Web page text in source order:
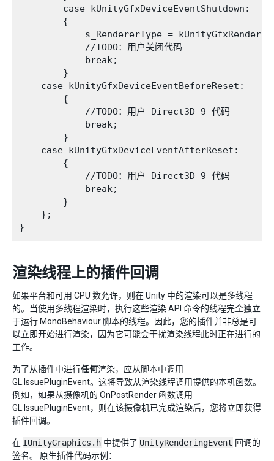
        case kUnityGfxDeviceEventShutdown:
        {
s_RendererType =
            //TODO：用户关闭代码
            break;
        }
    case kUnityGfxDeviceEventBeforeReset:
        {
            //TODO：用户 Direct3D 9 代码
            break;
        }
    case kUnityGfxDeviceEventAfterReset:
        {
            //TODO：用户 Direct3D 9 代码
            break;
        }
    };
渲染线程上的插件回调
如果平台和可用 CPU 数允许，则在 Unity 中的渲染可以是多线程
的。当使用多线程渲染时，执行这些渲染 API 命令的线程完全独立
于运行 MonoBehaviour 脚本的线程。因此，您的插件并非总是可
以立即开始进行渲染，因为它可能会干扰渲染线程此时正在进行的
工作。
为了从插件中进行任何渲染，应从脚本中调用
GL.IssuePluginEvent。这将导致从渲染线程调用提供的本机函数。
例如，如果从摄像机的 OnPostRender 函数调用
GL.IssuePluginEvent，则在该摄像机已完成渲染后，您将立即获得
插件回调。
在 IUnityGraphics.h 中提供了 UnityRenderingEvent 回调的
签名。 原生插件代码示例：